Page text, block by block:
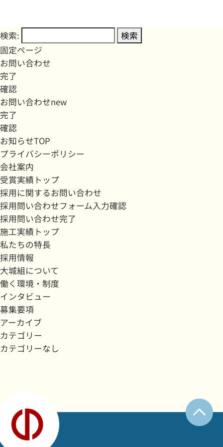
検索:
固定ページ
お問い合わせ
完了
確認
お問い合わせnew
完了
確認
お知らせTOP
プライバシーポリシー
会社案内
受賞実績トップ
採用に関するお問い合わせ
採用問い合わせフォーム入力確認
採用問い合わせ完了
施工実績トップ
私たちの特長
採用情報
大城組について
働く環境・制度
インタビュー
募集要項
アーカイブ
カテゴリー
カテゴリーなし